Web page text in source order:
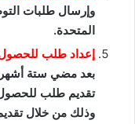
وإرسال طلبات
المتحدة.
إعداد طلب للحصول
بعد مضي ستة أشهر
تقديم طلب للحصول
وذلك من خلال